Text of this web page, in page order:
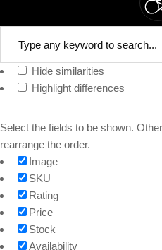
Hide similarities
Highlight differences
Select the fields to be shown.
rearrange the order.
Image
SKU
Rating
Price
Stock
Availability